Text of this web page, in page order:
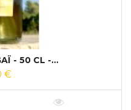
- 50 CL -...
€